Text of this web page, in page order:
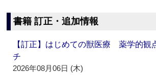
書籍 訂正・追加情報
【訂正】はじめての獣医療 薬学的観
チ
2026年08月06日 (木)